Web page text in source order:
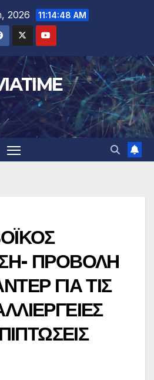
2026 11:14:49 AM
ΠΡΟΒΟΛΗ
ΓΙΑ ΤΙΣ